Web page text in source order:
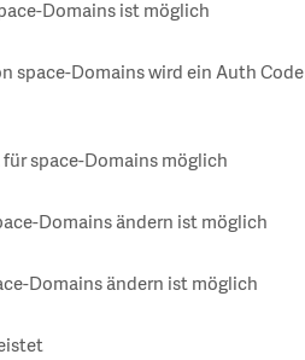
Domains ist möglich
space-Domains wird ein Auth Code
space-Domains möglich
Domains ändern ist möglich
Domains ändern ist möglich